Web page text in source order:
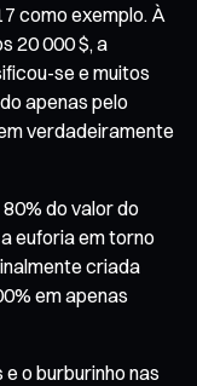
como exemplo. À
20 000 $, a
se e muitos
apenas pelo
verdadeiramente
do valor do
euforia em torno
criada
em apenas
o burburinho nas